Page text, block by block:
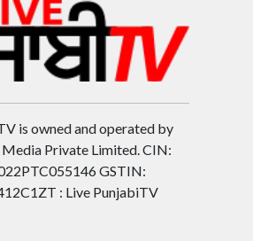
is owned and operated by
Private Limited. CIN:
GSTIN:
: Live PunjabiTV